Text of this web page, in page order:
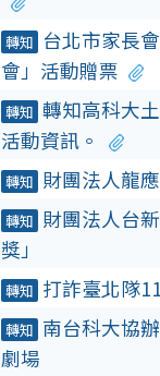
轉知 台北市家長
會」活動贈票
轉知 轉知高科大
活動資訊。
轉知 財團法人龍
轉知 財團法人台
獎」
轉知 打詐臺北隊
轉知 南台科大協
劇場